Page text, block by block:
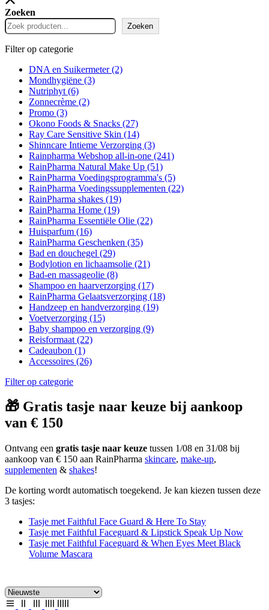
Zoeken
Zoeken
Filter op categorie
DNA en Suikermeter(2)
Mondhygiëne (3)
Nutriphyt (6)
Zonnecrème (2)
Promo (3)
Okono Foods & Snacks (27)
Ray Care Sensitive Skin (14)
Shinncare Intieme Verzorging (3)
Rainpharma Webshop all-in-one (241)
RainPharma Natural Make Up (51)
RainPharma Voedingsprogramma's (5)
RainPharma Voedingssupplementen (22)
RainPharma shakes (19)
RainPharma Home (19)
RainPharma Essentiële Olie (22)
Huisparfum (16)
RainPharma Geschenken (35)
Bad en douchegel (29)
Bodylotion en lichaamsolie (21)
Bad-en massageolie (8)
Shampoo en haarverzorging (17)
RainPharma Gelaatsverzorging (18)
Handzeep en handverzorging (19)
Voetverzorging (15)
Baby shampoo en verzorging (9)
Reisformaat (22)
Cadeaubon (1)
Accessoires (26)
Filter op categorie
🎁 Gratis tasje naar keuze bij aankoop
van € 150
Ontvang een gratis tasje naar keuze tussen 1/08 en 31/08 bij
aankoop van € 150 aan RainPharma skincare, make-up,
supplementen & shakes!
De korting wordt automatisch toegekend. Je kan kiezen tussen deze
3 tasjes:
Tasje met Faithful Face Guard & Here To Stay
Tasje met Faithful Faceguard & Lipstick Speak Up Now
Tasje met Faithful Faceguard & When Eyes Meet Black
Volume Mascara